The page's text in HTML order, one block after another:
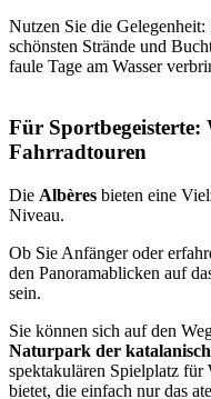
Nutzen Sie die
schönsten Strände und
faule Tage am Wasser
Für Sportbegeisterte:
Fahrradtouren
Die Albères bieten eine
Niveau.
Ob Sie Anfänger oder
den Panoramablicken auf
sein.
Sie können sich auf den
Naturpark der
spektakulären Spielplatz für
bietet, die einfach nur das